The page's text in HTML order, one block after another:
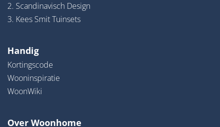
2. Scandinavisch Design
3. Kees Smit Tuinsets
Handig
Kortingscode
Wooninspiratie
WoonWiki
Over Woonhome